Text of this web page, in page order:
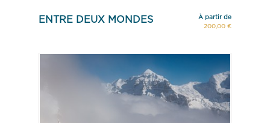
ENTRE DEUX MONDES
À partir de
200,00 €